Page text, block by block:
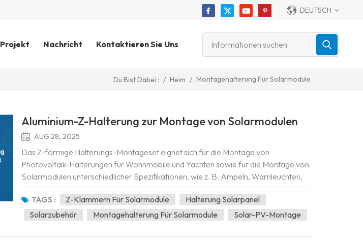
DEUTSCH
Projekt Nachricht Kontaktieren Sie Uns
Du Bist Dabei : / Heim / Montagehalterung Für Solarmodule
Aluminium-Z-Halterung zur Montage von Solarmodulen
AUG 28, 2025
Das Z-förmige Halterungs-Montageset eignet sich für die Montage von
Photovoltaik-Halterungen für Wohnmobile und Yachten sowie für die Montage von
Solarmodulen unterschiedlicher Spezifikationen, wie z. B. Ampeln, Warnleuchten,
Kontrollleuchten und Notstromversorgungen für Sicherheitsbeleuchtung. Das...
TAGS :
Z-Klammern Für Solarmodule
Halterung Solarpanel
Solarzubehör
Montagehalterung Für Solarmodule Solar-PV-Montage